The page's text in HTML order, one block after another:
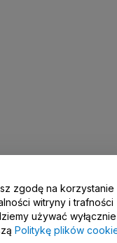
się z nami
zgodę na korzystanie
witryny i trafności
używać wyłącznie
Politykę plików